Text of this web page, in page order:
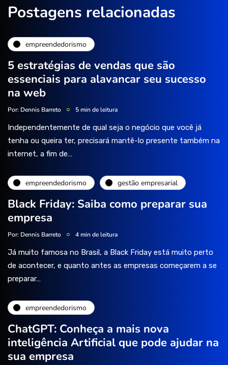
Postagens relacionadas
empreendedorismo
5 estratégias de vendas que são
essenciais para alavancar seu sucesso
na web
Por: Dennis Barreto 5 min de leitura
Independentemente de qual seja o negócio que você já
tenha ou queira ter, precisará mantê-lo presente também na
internet, a fim de…
empreendedorismo gestão empresarial
Black Friday: Saiba como preparar sua
empresa
Por: Dennis Barreto 4 min de leitura
Já muito famosa no Brasil, a Black Friday está muito perto
de acontecer, e quanto antes as empresas começarem a se
preparar…
empreendedorismo
ChatGPT: Conheça a mais nova
inteligência Artificial que pode ajudar na
sua empresa